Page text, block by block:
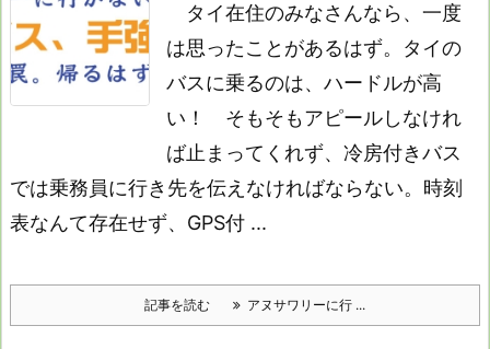
タイ在住のみなさんなら、一度
は思ったことがあるはず。タイの
バスに乗るのは、ハードルが高
い！
そもそもアピールしなけれ
ば止まってくれず、冷房付きバス
では乗務員に行き先を伝えなければならない。時刻
表なんて存在せず、GPS付 ...
記事を読む アヌサワリーに行 ...